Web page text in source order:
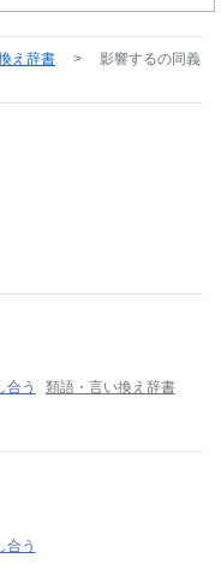
え辞書 > 影響するの同義
合う 類語・言い換え辞書
合う